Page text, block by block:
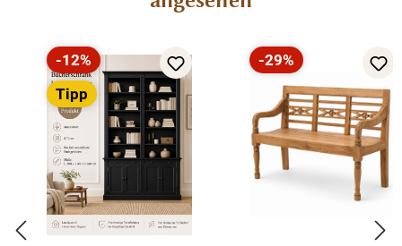
Rabatt
-12%
Tipp
Rabatt
-29%